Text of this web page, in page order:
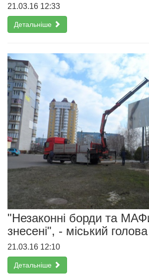
21.03.16 12:33
Детальніше
"Незаконні борди та
знесені", - міський
21.03.16 12:10
Детальніше